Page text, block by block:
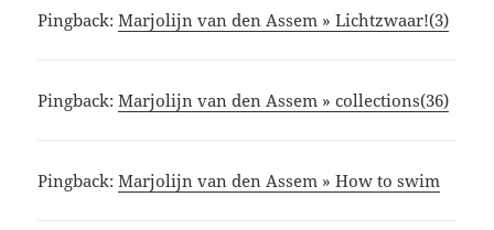
Pingback:Marjolijn van den Assem » Lichtzwaar!(3)
Pingback:Marjolijn van den Assem » collections(36)
Pingback:Marjolijn van den Assem » How to swim